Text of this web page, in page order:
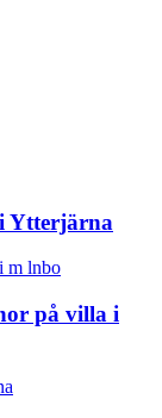
Ytterjärna
på villa i